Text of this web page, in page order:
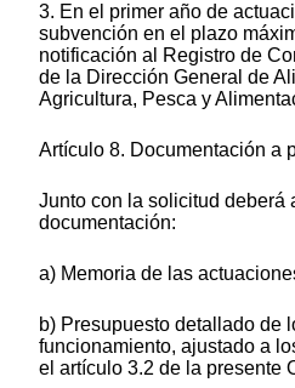
3. En el primer año de
subvención en el plazo
notificación al Registro de
de la Dirección General de
Agricultura, Pesca y
Artículo 8. Documentación a
Junto con la solicitud deberá
documentación:
a) Memoria de las
b) Presupuesto detallado de
funcionamiento, ajustado a
el artículo 3.2 de la presente